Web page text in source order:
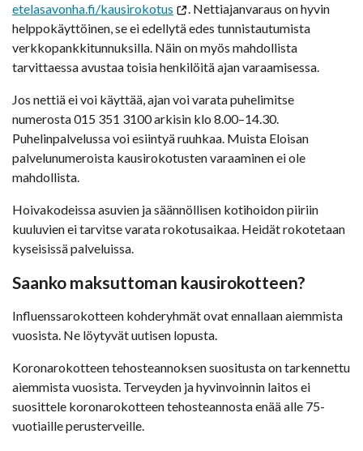
etelasavonha.fi/kausirokotus
. Nettiajanvaraus on hyvin
helppokäyttöinen, se ei edellytä edes tunnistautumista
verkkopankkitunnuksilla. Näin on myös mahdollista
tarvittaessa avustaa toisia henkilöitä ajan varaamisessa.
Jos nettiä ei voi käyttää, ajan voi varata puhelimitse
numerosta 015 351 3100 arkisin klo 8.00–14.30.
Puhelinpalvelussa voi esiintyä ruuhkaa. Muista Eloisan
palvelunumeroista kausirokotusten varaaminen ei ole
mahdollista.
Hoivakodeissa asuvien ja säännöllisen kotihoidon piiriin
kuuluvien ei tarvitse varata rokotusaikaa. Heidät rokotetaan
kyseisissä palveluissa.
Saanko maksuttoman kausirokotteen?
Influenssarokotteen kohderyhmät ovat ennallaan aiemmista
vuosista. Ne löytyvät uutisen lopusta.
Koronarokotteen tehosteannoksen suositusta on tarkennettu
aiemmista vuosista. Terveyden ja hyvinvoinnin laitos ei
suosittele koronarokotteen tehosteannosta enää alle 75-
vuotiaille perusterveille.